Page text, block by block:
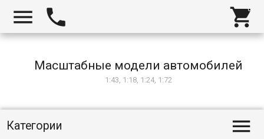
  
Масштабные модели автомобилей
1:43, 1:18, 1:24, 1:72
Категории 